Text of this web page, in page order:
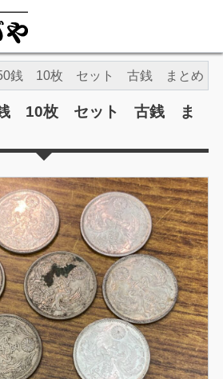
銭 10枚 セット 古銭 まとめ
10枚 セット 古銭 ま